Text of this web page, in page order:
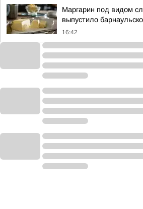
Маргарин под видом
выпустило
16:42